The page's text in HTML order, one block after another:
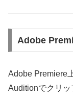
Adobe
Adobe Premiere
Auditionでクリッ